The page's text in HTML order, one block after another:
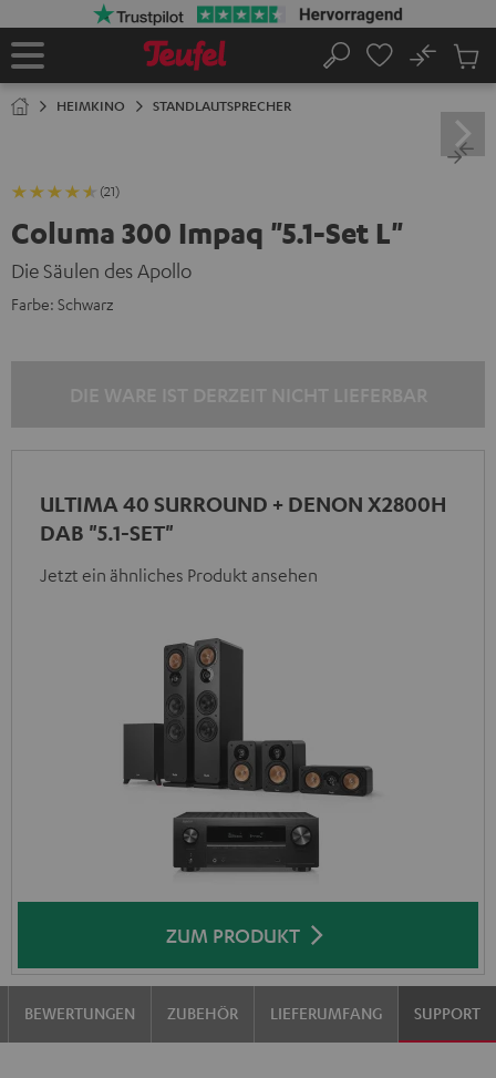
Startseite
Suche
No
HEIMKINO STANDLAUTSPRECHER
(21)
Columa 300 Impaq "5.1-Set L"
Die Säulen des Apollo
Farbe: Schwarz
ULTIMA 40 SURROUND + DENON X2800H
DAB "5.1-SET"
Jetzt ein ähnliches Produkt ansehen
ZUM PRODUKT
BEWERTUNGEN ZUBEHÖR LIEFERUMFANG SUPPORT